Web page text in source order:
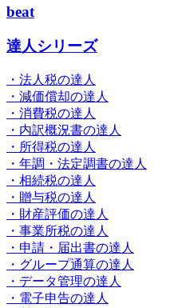
beat
達人シリーズ
・法人税の達人
・減価償却の達人
・消費税の達人
・内訳概況書の達人
・所得税の達人
・年調・法定調書の達人
・相続税の達人
・贈与税の達人
・財産評価の達人
・事業所税の達人
・申請・届出書の達人
・グループ通算の達人
・データ管理の達人
・電子申告の達人